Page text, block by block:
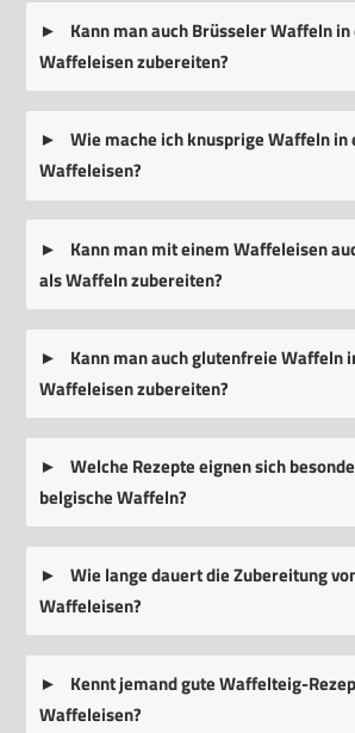
Kann man auch Brüsseler Waffeln
Waffeleisen zubereiten?
Wie mache ich knusprige Waffeln in
Waffeleisen?
Kann man mit einem Waffeleisen
als Waffeln zubereiten?
Kann man auch glutenfreie Waffeln
Waffeleisen zubereiten?
Welche Rezepte eignen sich
belgische Waffeln?
Wie lange dauert die Zubereitung
Waffeleisen?
Kennt jemand gute Waffelteig-
Waffeleisen?